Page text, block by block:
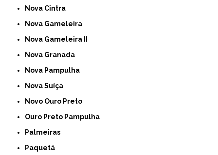
Nova Cintra
Nova Gameleira
Nova Gameleira II
Nova Granada
Nova Pampulha
Nova Suíça
Novo Ouro Preto
Ouro Preto Pampulha
Palmeiras
Paquetá